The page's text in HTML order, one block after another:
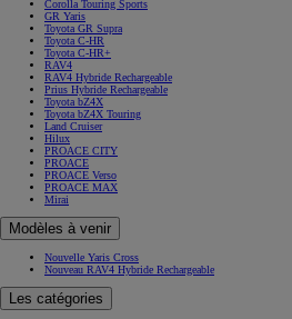
Corolla Touring Sports
GR Yaris
Toyota GR Supra
Toyota C-HR
Toyota C-HR+
RAV4
RAV4 Hybride Rechargeable
Prius Hybride Rechargeable
Toyota bZ4X
Toyota bZ4X Touring
Land Cruiser
Hilux
PROACE CITY
PROACE
PROACE Verso
PROACE MAX
Mirai
Modèles à venir
Nouvelle Yaris Cross
Nouveau RAV4 Hybride Rechargeable
Les catégories